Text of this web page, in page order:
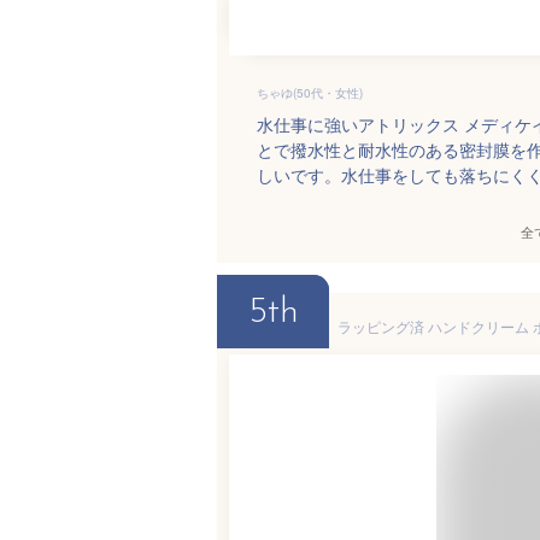
ちゃゆ(50代・女性)
水仕事に強いアトリックス メディ
とで撥水性と耐水性のある密封膜を
しいです。水仕事をしても落ちにく
全
5th